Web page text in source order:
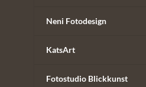
Neni Fotodesign
KatsArt
Fotostudio Blickkunst